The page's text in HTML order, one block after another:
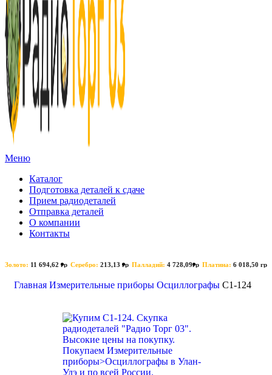
Меню
Каталог
Подготовка деталей к сдаче
Прием радиодеталей
Отправка деталей
О компании
Контакты
Золото: 11 694,62 гр Серебро: 213,13 гр Палладий: 4 728,09гр Платина: 6 018,50 гр
Поиск
Главная Измерительные приборы Осциллографы C1-124